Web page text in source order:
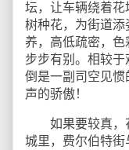
坛，让车辆绕着
树种花，为街道
养，高低疏密，色
步步有别。相较
倒是一副司空见
声的骄傲！
如果要较真，
城里，费尔伯特街